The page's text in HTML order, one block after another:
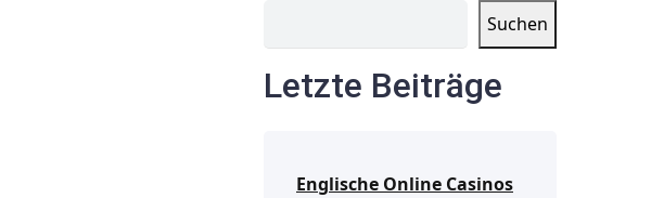
Suchen
Letzte Beiträge
Englische Online Casinos